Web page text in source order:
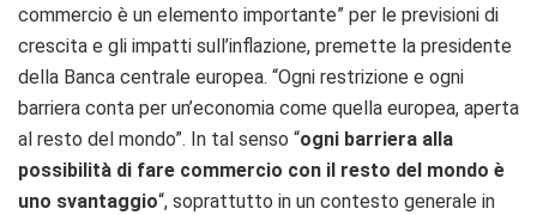
commercio è un elemento importante” per le previsioni di
crescita e gli impatti sull’inflazione, premette la presidente
della Banca centrale europea. “Ogni restrizione e ogni
barriera conta per un’economia come quella europea, aperta
al resto del mondo”. In tal senso “ogni barriera alla
possibilità di fare commercio con il resto del mondo è
uno svantaggio“, soprattutto in un contesto generale in